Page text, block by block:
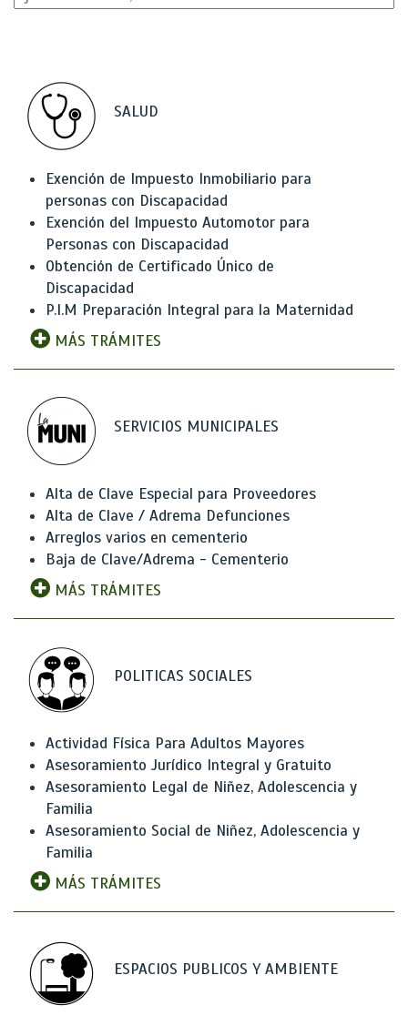
SALUD
Exención de Impuesto Inmobiliario para
personas con Discapacidad
Exención del Impuesto Automotor para
Personas con Discapacidad
Obtención de Certificado Único de
Discapacidad
P.I.M Preparación Integral para la Maternidad
MÁS TRÁMITES
SERVICIOS MUNICIPALES
Alta de Clave Especial para Proveedores
Alta de Clave / Adrema Defunciones
Arreglos varios en cementerio
Baja de Clave/Adrema - Cementerio
MÁS TRÁMITES
POLITICAS SOCIALES
Actividad Física Para Adultos Mayores
Asesoramiento Jurídico Integral y Gratuito
Asesoramiento Legal de Niñez, Adolescencia y
Familia
Asesoramiento Social de Niñez, Adolescencia y
Familia
MÁS TRÁMITES
ESPACIOS PUBLICOS Y AMBIENTE